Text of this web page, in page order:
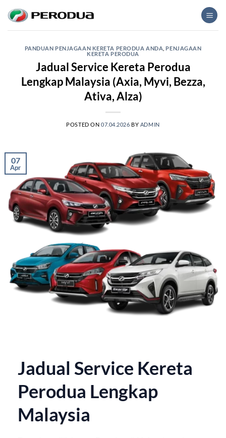
content
PANDUAN PENJAGAAN KERETA PERODUA ANDA PENJAGAAN
KERETA PERODUA
Jadual Service Kereta Perodua
Lengkap Malaysia (Axia, Myvi, Bezza,
Ativa, Alza)
POSTED ON 07.04.2026 BY ADMIN
07
Apr
Jadual Service Kereta
Perodua Lengkap
Malaysia